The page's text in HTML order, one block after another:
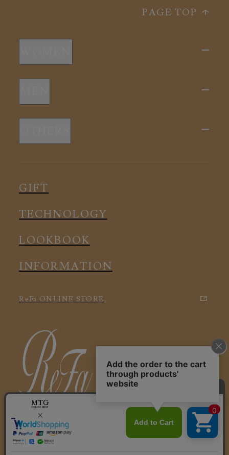
PAGE TOP
新商品
スリープウェア
ルームウェア
アクセサリー
新商品
ルームウェア
アクセサリー
GIFT
TECHNOLOGY
LOOKBOOK
INFORMATION
ReFa ONLINE STORE
特定商取引に関する法律に基づく表記 利用規約
会社概要
個人情報保護方針